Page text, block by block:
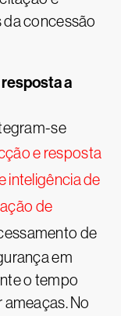
da concessão
a
se
e resposta
inteligência de
de
de
em
o tempo
No